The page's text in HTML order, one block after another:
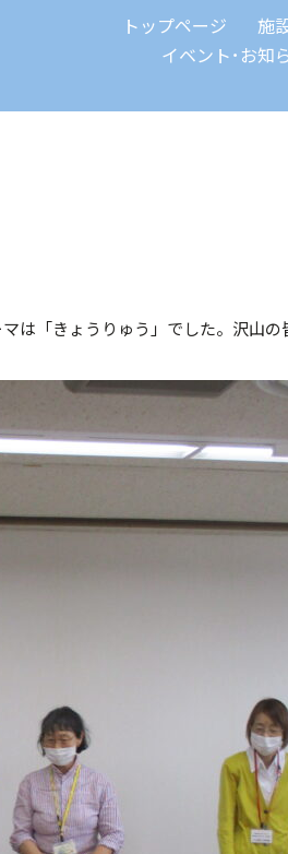
トップページ
施
イベント･お知
「きょうりゅう」でした。沢山